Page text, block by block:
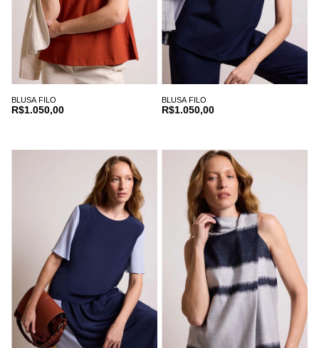
BLUSA FILO
R$1.050,00
BLUSA FILO
R$1.050,00